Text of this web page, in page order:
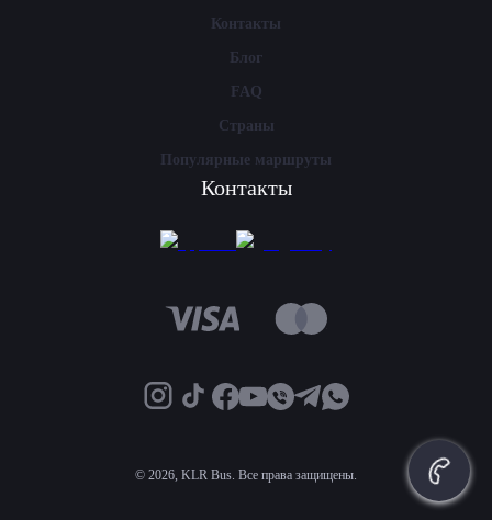
Контакты
Блог
FAQ
Страны
Популярные маршруты
Контакты
© 2026, KLR Bus. Все права защищены.